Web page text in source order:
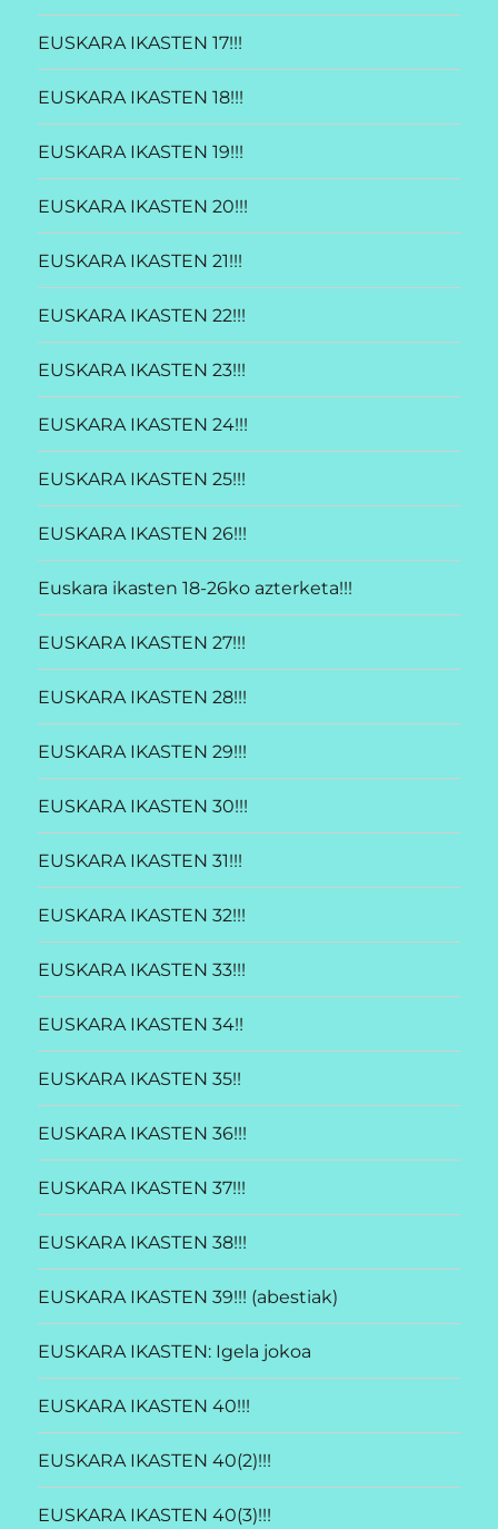
EUSKARA IKASTEN 17!!!
EUSKARA IKASTEN 18!!!
EUSKARA IKASTEN 19!!!
EUSKARA IKASTEN 20!!!
EUSKARA IKASTEN 21!!!
EUSKARA IKASTEN 22!!!
EUSKARA IKASTEN 23!!!
EUSKARA IKASTEN 24!!!
EUSKARA IKASTEN 25!!!
EUSKARA IKASTEN 26!!!
Euskara ikasten 18-26ko azterketa!!!
EUSKARA IKASTEN 27!!!
EUSKARA IKASTEN 28!!!
EUSKARA IKASTEN 29!!!
EUSKARA IKASTEN 30!!!
EUSKARA IKASTEN 31!!!
EUSKARA IKASTEN 32!!!
EUSKARA IKASTEN 33!!!
EUSKARA IKASTEN 34!!
EUSKARA IKASTEN 35!!
EUSKARA IKASTEN 36!!!
EUSKARA IKASTEN 37!!!
EUSKARA IKASTEN 38!!!
EUSKARA IKASTEN 39!!! (abestiak)
EUSKARA IKASTEN: Igela jokoa
EUSKARA IKASTEN 40!!!
EUSKARA IKASTEN 40(2)!!!
EUSKARA IKASTEN 40(3)!!!